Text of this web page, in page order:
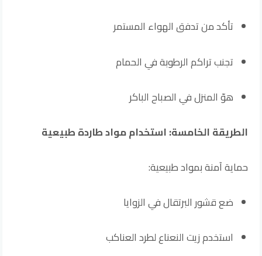
تأكد من تدفق الهواء المستمر
تجنب تراكم الرطوبة في الحمام
هوّ المنزل في الصباح الباكر
الطريقة الخامسة: استخدام مواد طاردة طبيعية
حماية آمنة بمواد طبيعية:
ضع قشور البرتقال في الزوايا
استخدم زيت النعناع لطرد العناكب